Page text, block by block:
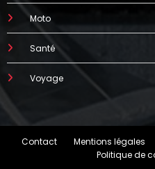
Moto
Santé
Voyage
Contact Mentions légales
Politique de